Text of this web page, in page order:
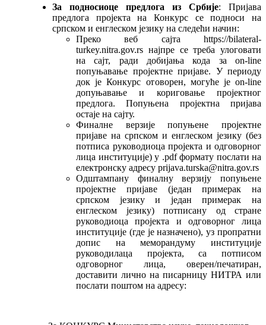
За подносиоце предлога из Србије: Пријава
предлога пројекта на Конкурс се подноси на
српском и енглеском језику на следећи начин:
Преко веб сајта https://bilateral-
turkey.nitra.gov.rs најпре се треба улоговати
на сајт, ради добијања кода за on-line
попуњавање пројектне пријаве. У периоду
док је Конкурс отоворен, могуће је on-line
допуњавање и кориговање пројектног
предлога. Попуњена пројектна пријава
остаје на сајту.
Финалне верзије попуњене пројектне
пријаве на српском и енглеском језику (без
потписа руководиоца пројекта и одговорног
лица институције) у .pdf формату послати на
електронску адресу prijava.turska@nitra.gov.rs
Одштампану финалну верзију попуњене
пројектне пријаве (један примерак на
српском језику и један примерак на
енглеском језику) потписану од стране
руководиоца пројекта и одговорног лица
институције (где је назначено), уз пропратни
допис на меморандуму институције
руководилаца пројекта, са потписом
одговорног лица, оверен/печатиран,
доставити лично на писарницу НИТРА или
послати поштом на адресу: